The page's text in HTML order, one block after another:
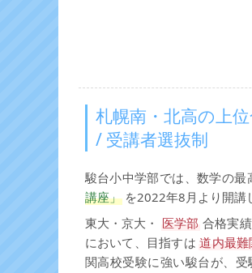
札幌南・北高の上
/ 受講者選抜制
駿台小中学部では、数学の最
講座」 を2022年8月より開講
東大・京大・ 医学部 合格実
において、目指すは 道内最難
関高校受験に強い駿台が、